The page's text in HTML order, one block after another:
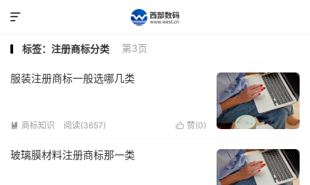

标签：注册商标分类 第3页
服装注册商标一般选哪几类
 商标知识 阅读(3657)  赞(0)
玻璃膜材料注册商标那一类